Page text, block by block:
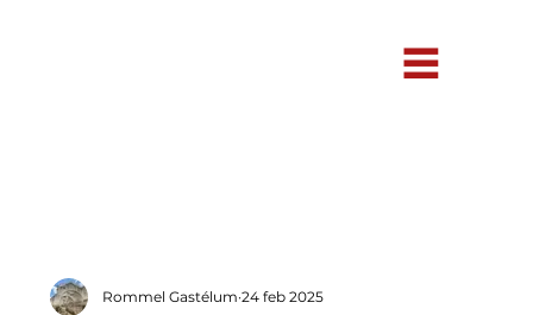
Rommel Gastélum 24 feb 2025